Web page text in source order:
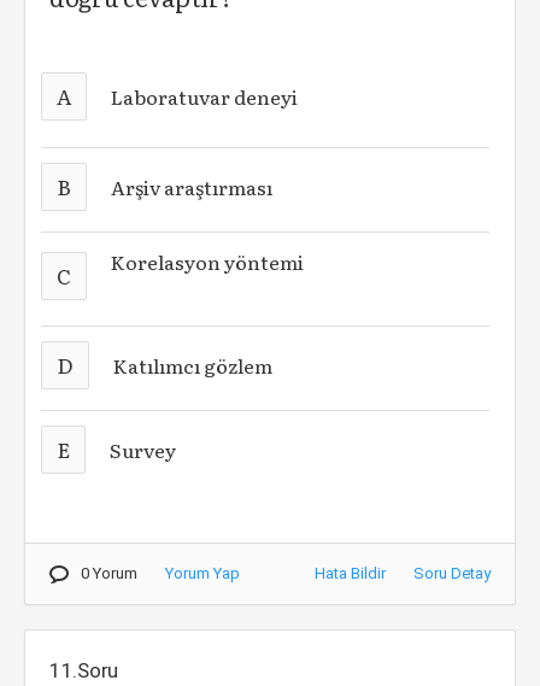
A Laboratuvar deneyi
B Arşiv araştırması
C Korelasyon yöntemi
D Katılımcı gözlem
E Survey
0 Yorum Yorum Yap Hata Bildir Soru Detay
11.Soru